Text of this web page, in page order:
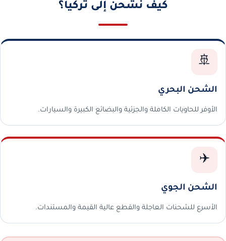
كيف نشحن إلى تركيا؟
🚢
الشحن البحري
الأوفر للحاويات الكاملة والجزئية والبضائع الكبيرة والسيارات.
✈️
الشحن الجوي
الأسرع للشحنات العاجلة والقطع عالية القيمة والمستندات.